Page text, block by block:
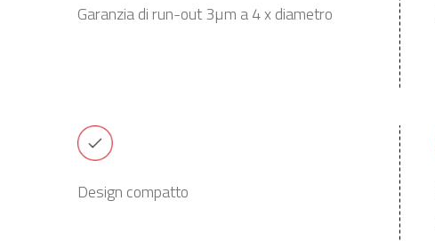
Garanzia di run-out 3µm a 4 x diametro
Design compatto